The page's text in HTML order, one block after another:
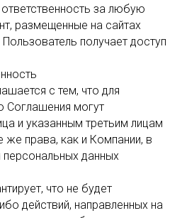
за любую
размещенные на сайтах
получает доступ
с тем, что для
Соглашения могут
и указанным третьим лицам
же права, как и Компании, в
данных
что не будет
действий, направленных на